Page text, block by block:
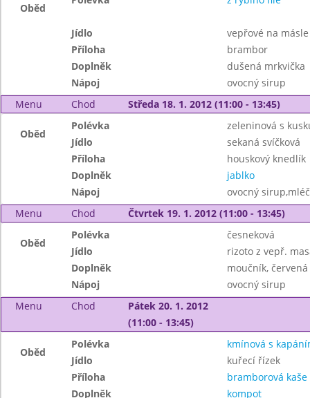
Oběd
Jídlo
vepřové na másle
Příloha
brambor
Doplněk
dušená mrkvička
Nápoj
ovocný sirup
Menu
Chod Středa 18. 1. 2012 (11:00 - 13:45)
Oběd
Polévka
zeleninová s
Jídlo
sekaná svíčková
Příloha
houskový knedlík
Doplněk
jablko
Nápoj
ovocný
Menu
Chod Čtvrtek 19. 1. 2012 (11:00 - 13:45)
Oběd
Polévka
česneková
Jídlo
rizoto z vepř.
Doplněk
moučník,
Nápoj
ovocný sirup
Menu
Chod
Pátek 20. 1. 2012
(11:00 - 13:45)
Oběd
Polévka
kmínová s
Jídlo
kuřecí řízek
Příloha
bramborová kaše
Doplněk
kompot